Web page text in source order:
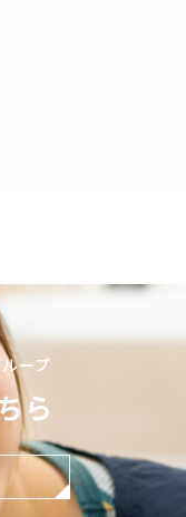
ープ
ら